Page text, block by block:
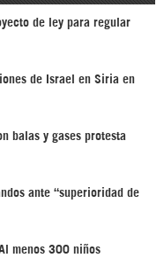
de ley para regular
de Israel en Siria en
balas y gases protesta
ante “superioridad de
menos 300 niños